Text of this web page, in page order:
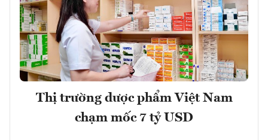
Thị trường dược phẩm Việt Nam
chạm mốc 7 tỷ USD